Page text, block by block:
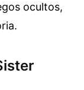
ocultos,